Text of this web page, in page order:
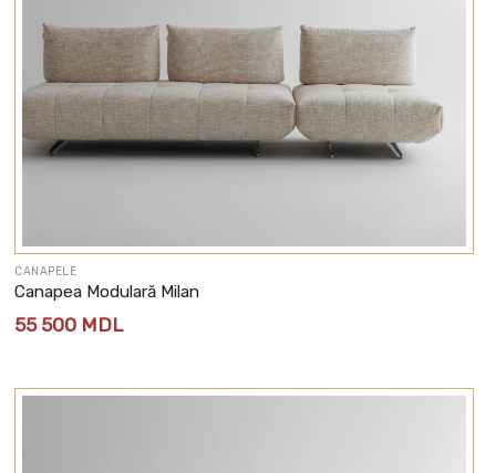
CANAPELE
Canapea Modulară Milan
55 500 MDL